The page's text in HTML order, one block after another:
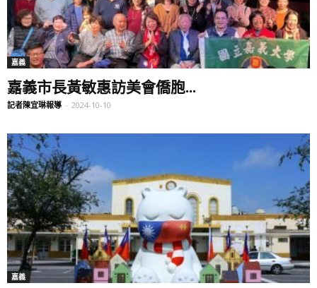
嘉義
嘉義市長黃敏惠訪美會僑胞...
記者陳宜琳報導 - 2024-10-10
嘉義